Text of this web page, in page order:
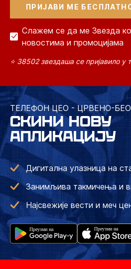
Слажем се да ме Звезда
новостима и промоцијама
⭐ 38502 звездаша се пријавило у
ТЕЛЕФОН ЦЕО - ЦРВЕНО-БЕО
СКИНИ НОВУ
АПЛИКАЦИЈУ
Дигитална улазница на
Занимљива такмичења и
Најсвежије вести и меч